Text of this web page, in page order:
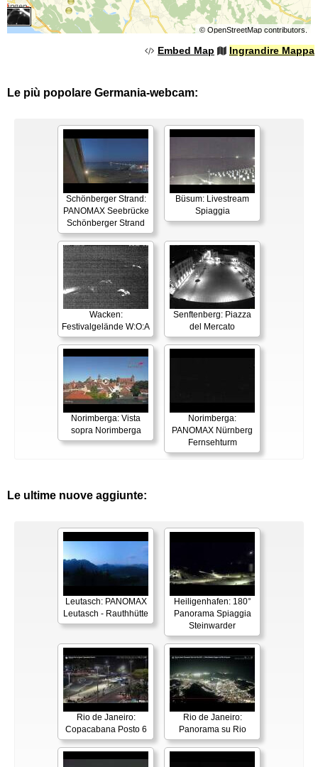
© OpenStreetMapcontributors.
Embed Map Ingrandire Mappa
Le più popolare Germania-webcam:
Schönberger Strand:
PANOMAX Seebrücke
Schönberger Strand
Büsum: Livestream
Spiaggia
Wacken:
Festivalgelände W:O:A
Senftenberg: Piazza
del Mercato
Norimberga: Vista
sopra Norimberga
Norimberga:
PANOMAX Nürnberg
Fernsehturm
Le ultime nuove aggiunte:
Leutasch: PANOMAX
Leutasch - Rauthhütte
Heiligenhafen: 180°
Panorama Spiaggia
Steinwarder
Rio de Janeiro:
Copacabana Posto 6
Rio de Janeiro:
Panorama su Rio